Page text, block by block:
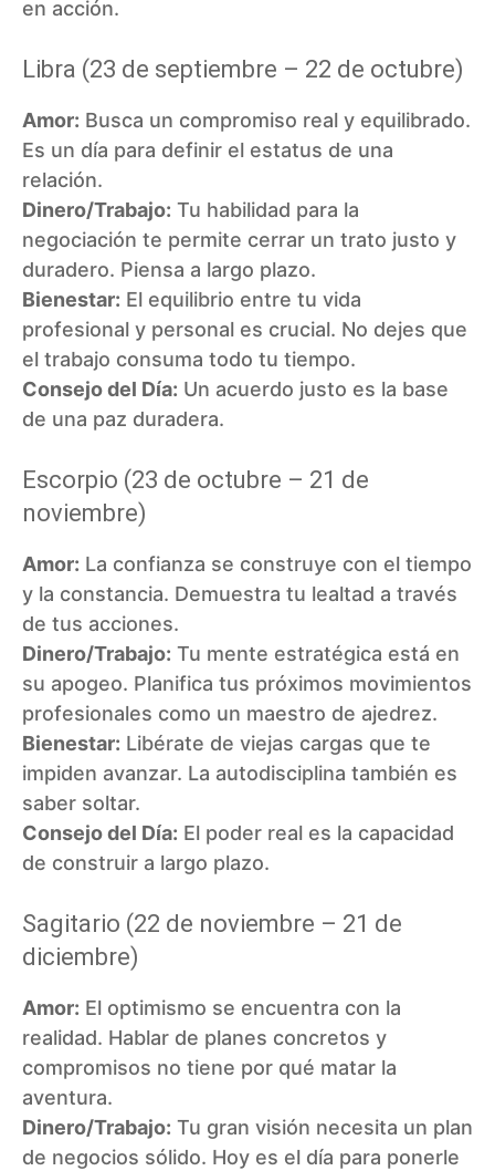
en acción.
Libra (23 de septiembre – 22 de octubre)
Amor: Busca un compromiso real y equilibrado.
Es un día para definir el estatus de una
relación.
Dinero/Trabajo: Tu habilidad para la
negociación te permite cerrar un trato justo y
duradero. Piensa a largo plazo.
Bienestar: El equilibrio entre tu vida
profesional y personal es crucial. No dejes que
el trabajo consuma todo tu tiempo.
Consejo del Día: Un acuerdo justo es la base
de una paz duradera.
Escorpio (23 de octubre – 21 de
noviembre)
Amor: La confianza se construye con el tiempo
y la constancia. Demuestra tu lealtad a través
de tus acciones.
Dinero/Trabajo: Tu mente estratégica está en
su apogeo. Planifica tus próximos movimientos
profesionales como un maestro de ajedrez.
Bienestar: Libérate de viejas cargas que te
impiden avanzar. La autodisciplina también es
saber soltar.
Consejo del Día: El poder real es la capacidad
de construir a largo plazo.
Sagitario (22 de noviembre – 21 de
diciembre)
Amor: El optimismo se encuentra con la
realidad. Hablar de planes concretos y
compromisos no tiene por qué matar la
aventura.
Dinero/Trabajo: Tu gran visión necesita un plan
de negocios sólido. Hoy es el día para ponerle